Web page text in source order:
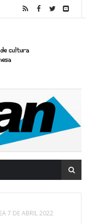
7 DE ABRIL 2022